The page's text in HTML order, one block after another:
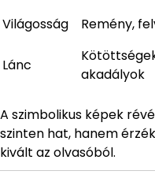
Világosság Remény,
Lánc
akadályok
A szimbolikus képek
szinten hat, hanem
kivált az olvasóból.